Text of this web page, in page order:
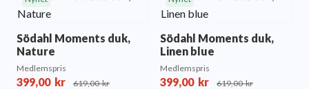
Södahl Moments duk,
Nature
Medlemspris
399,00 kr 619,00kr
Södahl Moments duk,
Linen blue
Medlemspris
399,00 kr 619,00kr